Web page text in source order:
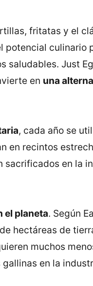
fritatas y el
saludables. Just
en una
, cada año se
en recintos
en la
el planeta. Según
hectáreas de
muchos
en la